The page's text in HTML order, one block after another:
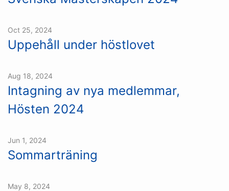
Oct 25, 2024
Uppehåll under höstlovet
Aug 18, 2024
Intagning av nya medlemmar,
Hösten 2024
Jun 1, 2024
Sommarträning
May 8, 2024